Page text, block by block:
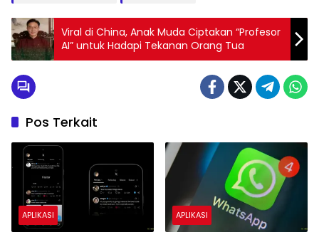
Viral di China, Anak Muda Ciptakan “Profesor
AI” untuk Hadapi Tekanan Orang Tua
Pos Terkait
APLIKASI APLIKASI